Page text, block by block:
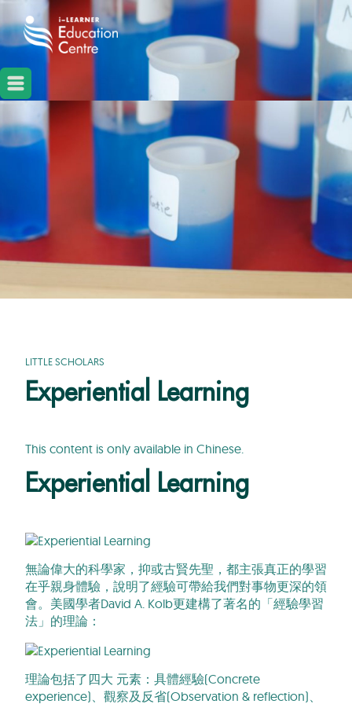
LITTLE SCHOLARS
Experiential Learning
This content is only available in Chinese.
Experiential Learning
無論偉大的科學家，抑或古賢先聖，都主張真正的學習
在乎親身體驗，說明了經驗可帶給我們對事物更深的領
會。美國學者David A. Kolb更建構了著名的「經驗學習
法」的理論：
理論包括了四大 元素：具體經驗(Concrete
experience)、觀察及反省(Observation & reflection)、